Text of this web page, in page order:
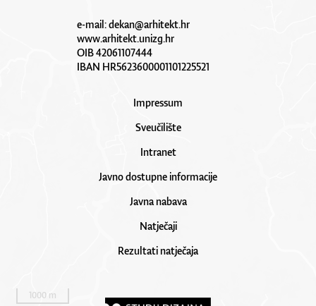
e-mail:dekan@arhitekt.hr
www.arhitekt.unizg.hr
OIB 42061107444
IBAN HR5623600001101225521
Impressum
Sveučilište
Intranet
Javno dostupne informacije
Javna nabava
Natječaji
Rezultati natječaja
1000 m